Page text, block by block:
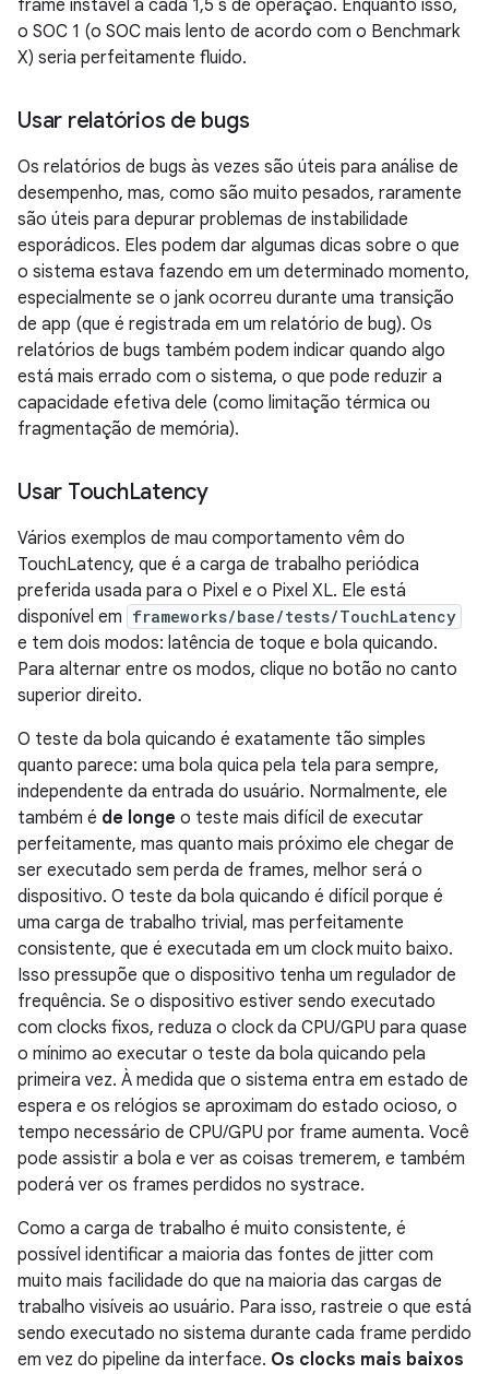
frame instável a cada 1,5 s de operação. Enquanto isso,
o SOC 1 (o SOC mais lento de acordo com o Benchmark
X) seria perfeitamente fluido.
Usar relatórios de bugs
Os relatórios de bugs às vezes são úteis para análise de
desempenho, mas, como são muito pesados, raramente
são úteis para depurar problemas de instabilidade
esporádicos. Eles podem dar algumas dicas sobre o que
o sistema estava fazendo em um determinado momento,
especialmente se o jank ocorreu durante uma transição
de app (que é registrada em um relatório de bug). Os
relatórios de bugs também podem indicar quando algo
está mais errado com o sistema, o que pode reduzir a
capacidade efetiva dele (como limitação térmica ou
fragmentação de memória).
Usar TouchLatency
Vários exemplos de mau comportamento vêm do
TouchLatency, que é a carga de trabalho periódica
preferida usada para o Pixel e o Pixel XL. Ele está
disponível em frameworks/base/tests/TouchLatency
e tem dois modos: latência de toque e bola quicando.
Para alternar entre os modos, clique no botão no canto
superior direito.
O teste da bola quicando é exatamente tão simples
quanto parece: uma bola quica pela tela para sempre,
independente da entrada do usuário. Normalmente, ele
também é de longe o teste mais difícil de executar
perfeitamente, mas quanto mais próximo ele chegar de
ser executado sem perda de frames, melhor será o
dispositivo. O teste da bola quicando é difícil porque é
uma carga de trabalho trivial, mas perfeitamente
consistente, que é executada em um clock muito baixo.
Isso pressupõe que o dispositivo tenha um regulador de
frequência. Se o dispositivo estiver sendo executado
com clocks fixos, reduza o clock da CPU/GPU para quase
o mínimo ao executar o teste da bola quicando pela
primeira vez. À medida que o sistema entra em estado de
espera e os relógios se aproximam do estado ocioso, o
tempo necessário de CPU/GPU por frame aumenta. Você
pode assistir a bola e ver as coisas tremerem, e também
poderá ver os frames perdidos no systrace.
Como a carga de trabalho é muito consistente, é
possível identificar a maioria das fontes de jitter com
muito mais facilidade do que na maioria das cargas de
trabalho visíveis ao usuário. Para isso, rastreie o que está
sendo executado no sistema durante cada frame perdido
em vez do pipeline da interface. Os clocks mais baixos